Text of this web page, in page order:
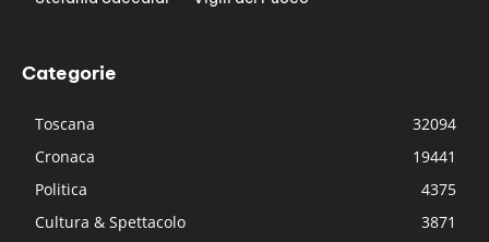
Categorie
Toscana
32094
Cronaca
19441
Politica
4375
Cultura & Spettacolo
3871